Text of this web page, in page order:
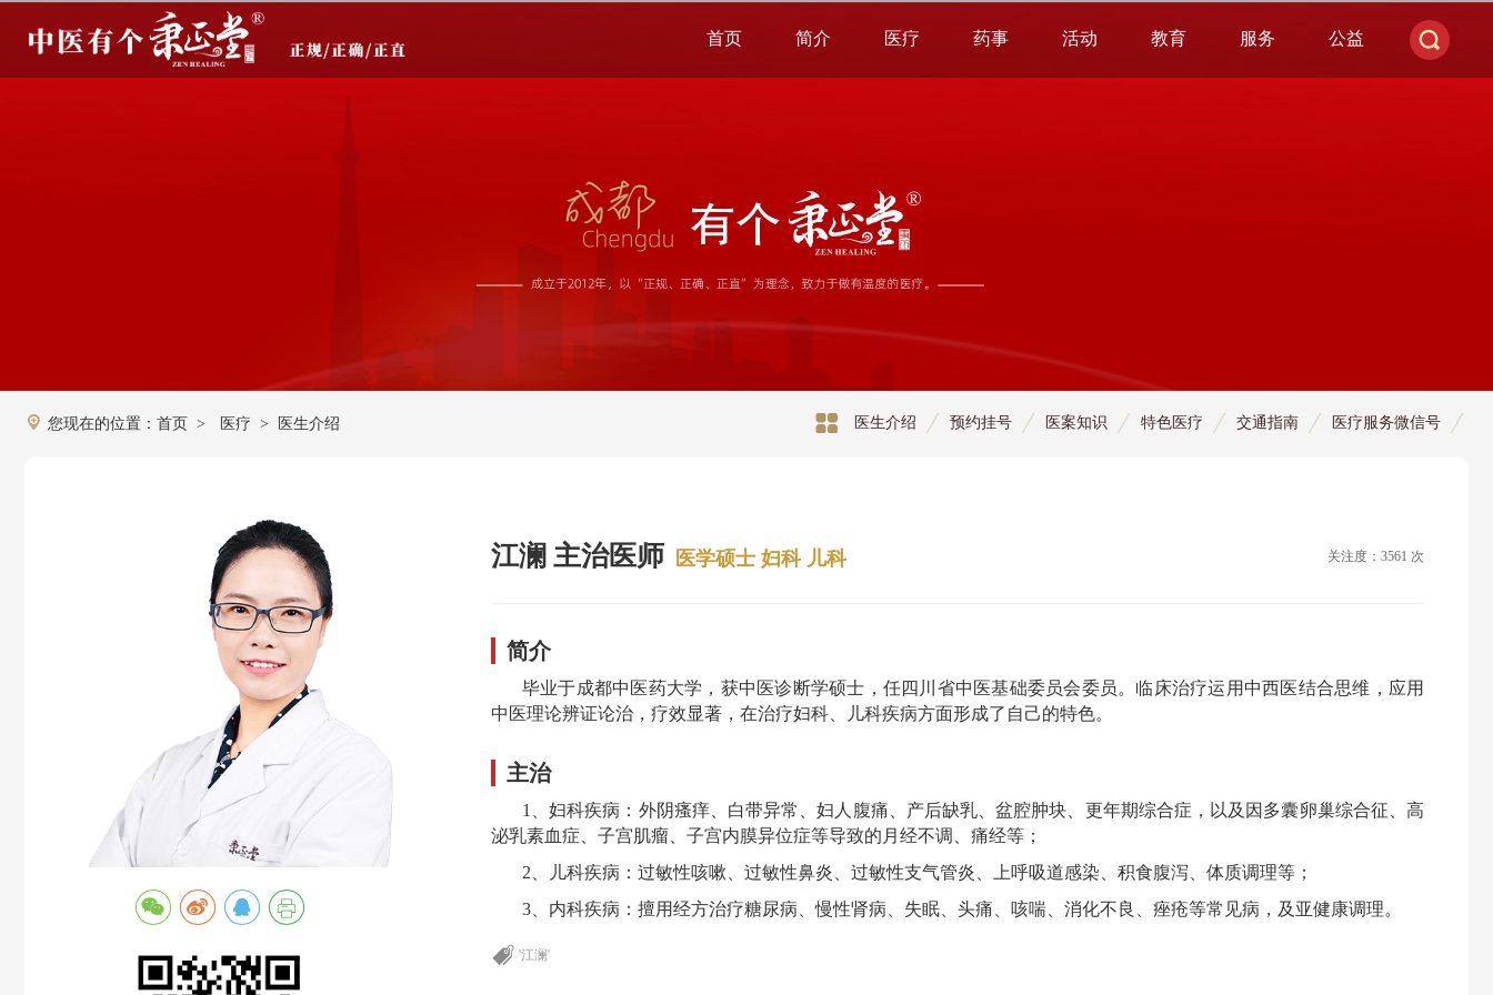
首页 简介 医疗 药事 活动 教育 服务 公益
您现在的位置： 首页 > 医疗 > 医生介绍 医生介绍 预约挂号 医案知识 特色医疗 交通指南 医疗服务微信号
江澜 主治医师 医学硕士 妇科 儿科 关注度：3561 次
简介
毕业于成都中医药大学，获中医诊断学硕士，任四川省中医基础委员会委员。临床治疗运用中西医结合思维，应用
中医理论辨证论治，疗效显著，在治疗妇科、儿科疾病方面形成了自己的特色。
主治
1、妇科疾病：外阴瘙痒、白带异常、妇人腹痛、产后缺乳、盆腔肿块、更年期综合症，以及因多囊卵巢综合征、高
泌乳素血症、子宫肌瘤、子宫内膜异位症等导致的月经不调、痛经等；
2、儿科疾病：过敏性咳嗽、过敏性鼻炎、过敏性支气管炎、上呼吸道感染、积食腹泻、体质调理等；
3、内科疾病：擅用经方治疗糖尿病、慢性肾病、失眠、头痛、咳喘、消化不良、痤疮等常见病，及亚健康调理。
'江澜'